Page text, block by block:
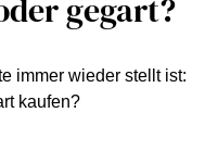
gegart?
immer wieder stellt ist:
kaufen?